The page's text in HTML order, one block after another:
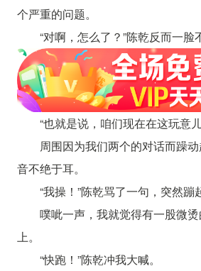
个严重的问题。
“对啊，怎么了？”陈乾反而一脸
“也就是说，咱们现在在这玩
周围因为我们两个的对话而躁
音不绝于耳。
“我操！”陈乾骂了一句，突然蹦
噗呲一声，我就觉得有一股微
上。
“快跑！”陈乾冲我大喊。